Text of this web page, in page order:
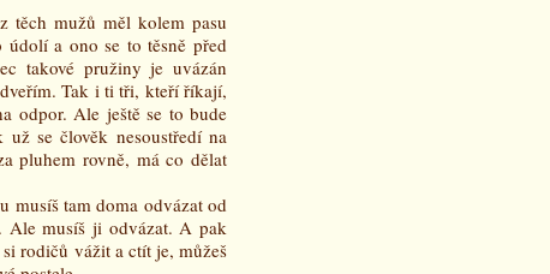
těch mužů měl kolem pasu
údolí a ono se to těsně před
takové pružiny je uvázán
Tak i ti tři, kteří říkají,
odpor. Ale ještě se to bude
se člověk nesoustředí na
pluhem rovně, má co dělat
musíš tam doma odvázat od
Ale musíš ji odvázat. A pak
rodičů vážit a ctít je, můžeš